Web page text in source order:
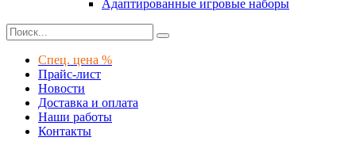
Адаптированные игровые наборы
Спец. цена %
Прайс-лист
Новости
Доставка и оплата
Наши работы
Контакты